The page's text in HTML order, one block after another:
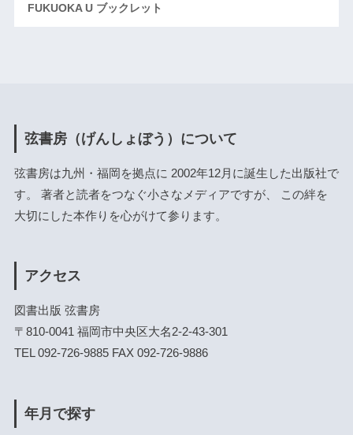
FUKUOKA U ブックレット
弦書房（げんしょぼう）について
弦書房は九州・福岡を拠点に 2002年12月に誕生した出版社で
す。 著者と読者をつなぐ小さなメディアですが、 この絆を
大切にした本作りを心がけて参ります。
アクセス
図書出版 弦書房
〒810-0041 福岡市中央区大名2-2-43-301
TEL 092-726-9885 FAX 092-726-9886
年月で探す